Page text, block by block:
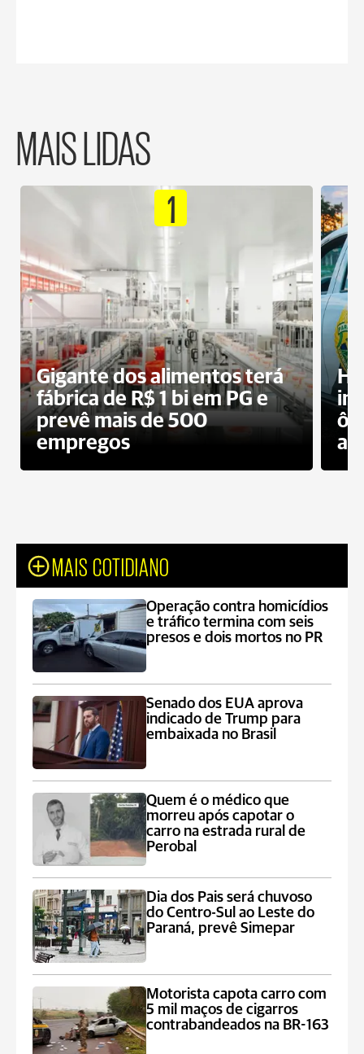
MAIS LIDAS
1
Gigante dos alimentos terá
fábrica de R$ 1 bi em PG e
prevê mais de 500
empregos
MAIS COTIDIANO
Operação contra homicídios
e tráfico termina com seis
presos e dois mortos no PR
Senado dos EUA aprova
indicado de Trump para
embaixada no Brasil
Quem é o médico que
morreu após capotar o
carro na estrada rural de
Perobal
Dia dos Pais será chuvoso
do Centro-Sul ao Leste do
Paraná, prevê Simepar
Motorista capota carro com
5 mil maços de cigarros
contrabandeados na BR-163